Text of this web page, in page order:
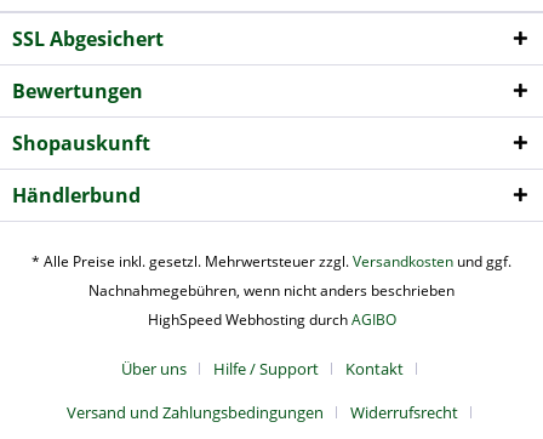
SSL Abgesichert
Bewertungen
Shopauskunft
Händlerbund
* Alle Preise inkl. gesetzl. Mehrwertsteuer zzgl.Versandkosten und ggf.
Nachnahmegebühren, wenn nicht anders beschrieben
HighSpeed Webhosting durchAGIBO
Über uns Hilfe / Support
Kontakt
Versand und Zahlungsbedingungen
Widerrufsrecht